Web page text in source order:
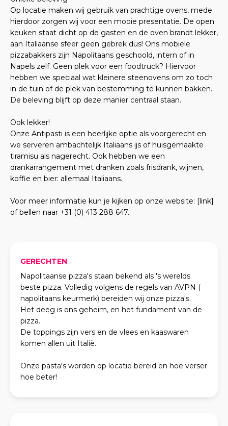
Op locatie maken wij gebruik van prachtige ovens, mede
hierdoor zorgen wij voor een mooie presentatie. De open
keuken staat dicht op de gasten en de oven brandt lekker,
aan Italiaanse sfeer geen gebrek dus! Ons mobiele
pizzabakkers zijn Napolitaans geschoold, intern of in
Napels zelf. Geen plek voor een foodtruck? Hiervoor
hebben we speciaal wat kleinere steenovens om zo toch
in de tuin of de plek van bestemming te kunnen bakken.
De beleving blijft op deze manier centraal staan.
Ook lekker!
Onze Antipasti is een heerlijke optie als voorgerecht en
we serveren ambachtelijk Italiaans ijs of huisgemaakte
tiramisu als nagerecht. Ook hebben we een
drankarrangement met dranken zoals frisdrank, wijnen,
koffie en bier: allemaal Italiaans.
Voor meer informatie kun je kijken op onze website: [link]
of bellen naar +31 (0) 413 288 647.
GERECHTEN
Napolitaanse pizza's staan bekend als 's werelds
beste pizza. Volledig volgens de regels van AVPN (
napolitaans keurmerk) bereiden wij onze pizza's.
Het deeg is ons geheim, en het fundament van de
pizza.
De toppings zijn vers en de vlees en kaaswaren
komen allen uit Italië.
Onze pasta's worden op locatie bereid en hoe verser
hoe beter!